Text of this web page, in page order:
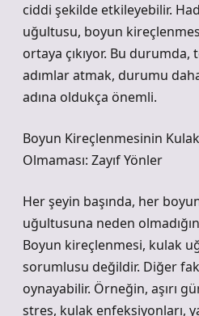
ciddi şekilde etkileyebilir.
uğultusu, boyun
ortaya çıkıyor. Bu durumda,
adımlar atmak, durumu
adına oldukça önemli.
Boyun Kireçlenmesinin
Olmaması: Zayıf Yönler
Her şeyin başında, her
uğultusuna neden
Boyun kireçlenmesi, kulak
sorumlusu değildir. Diğer
oynayabilir. Örneğin, aşırı
stres, kulak enfeksiyonları,